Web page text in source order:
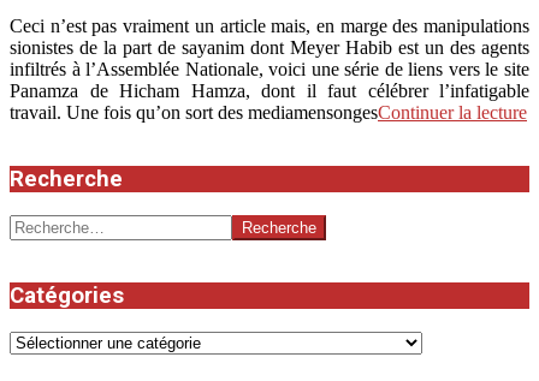
2017-
11-
30
Ceci n’est pas vraiment un article mais, en marge des manipulations
sionistes de la part de sayanim dont Meyer Habib est un des agents
infiltrés à l’Assemblée Nationale, voici une série de liens vers le site
Panamza de Hicham Hamza, dont il faut célébrer l’infatigable
travail. Une fois qu’on sort des mediamensongesContinuer la lecture
Recherche
Recherche
Catégories
Catégories